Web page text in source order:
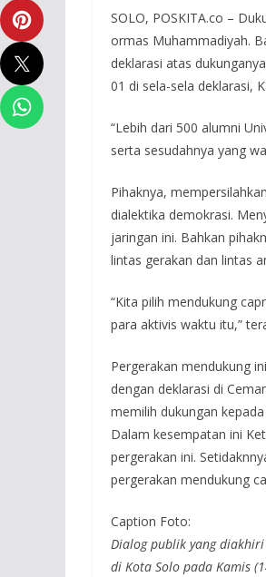
SOLO, POSKITA.co –
ormas Muhammadiyah.
deklarasi atas
01 di sela-sela deklarasi,
“Lebih dari 500 alumni
serta sesudahnya yang
Pihaknya,
dialektika demokrasi.
jaringan ini. Bahkan
lintas gerakan dan lintas
“Kita pilih mendukung
para aktivis waktu itu,”
Pergerakan mendukung
dengan deklarasi di
memilih dukungan
Dalam kesempatan ini
pergerakan ini.
pergerakan mendukung
Caption Foto:
Dialog publik yang
di Kota Solo pada Kamis